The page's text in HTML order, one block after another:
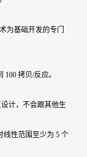
为基础开发的专门
拷贝/反应。
计，不会跟其他生
线性范围至少为 5 个